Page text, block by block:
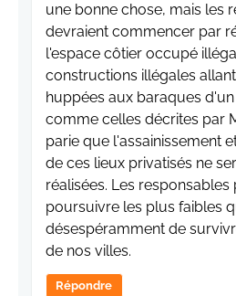
une bonne chose, mais les
devraient commencer par
l'espace côtier occupé
constructions illégales
huppées aux baraques
comme celles décrites par
parie que l'assainissement
de ces lieux privatisés ne
réalisées. Les responsables
poursuivre les plus faibles
désespéramment de
de nos villes.
Répondre